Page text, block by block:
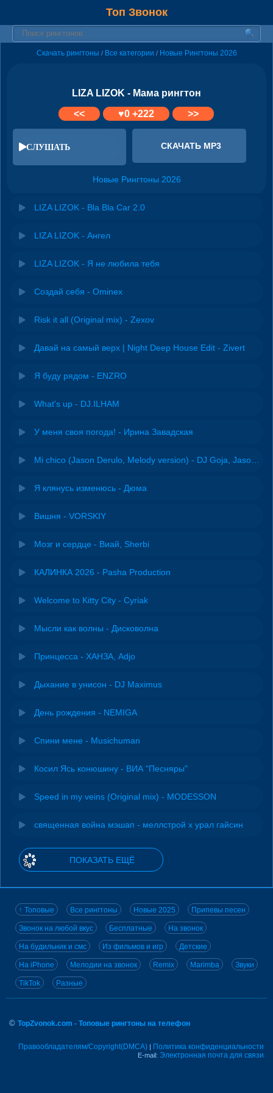
Топ Звонок
Скачать рингтоны / Все категории / Новые Рингтоны 2026
LIZA LIZOK - Мама рингтон
<<
♥0+222 >>
СЛУШАТЬ СКАЧАТЬ MP3
Новые Рингтоны 2026
LIZA LIZOK - Bla Bla Car 2.0
LIZA LIZOK - Ангел
LIZA LIZOK - Я не любила тебя
Создай себя - Ominex
Risk it all (Original mix) - Zexov
Давай на самый верх | Night Deep House Edit - Zivert
Я буду рядом - ENZRO
What's up - DJ.ILHAM
У меня своя погода! - Ирина Завадская
Я клянусь изменюсь - Дюма
Вишня - VORSKIY
Мозг и сердце - Виай, Sherbi
КАЛИНКА 2026 - Pasha Production
Welcome to Kitty City - Cyriak
Мысли как волны - Дисковолна
Принцесса - ХАНЗА, Adjo
Дыхание в унисон - DJ Maximus
День рождения - NEMIGA
Спини мене - Musichuman
Косил Ясь конюшину - ВИА "Песняры"
Speed in my veins (Original mix) - MODESSON
священная война мэшап - меллстрой х урал гайсин
ПОКАЗАТЬ ЕЩЁ
↑ Топовые Все рингтоны Новые 2025 Припевы песен
Звонок на любой вкус Бесплатные На звонок
На будильник и смс Из фильмов и игр Детские
На iPhone Мелодии на звонок Remix Marimba Звуки
TikTok Разные
© TopZvonok.com - Топовые рингтоны на телефон
Правообладателям/Copyright(DMCA) | Политика конфиденциальности
E-mail: Электронная почта для связи